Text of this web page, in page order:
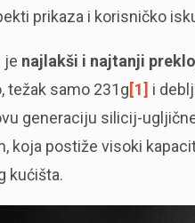
prikaza i korisničko
je najlakši i najtanji
težak samo 231g[1] i
generaciju silicij-
koja postiže visoki
kućišta.